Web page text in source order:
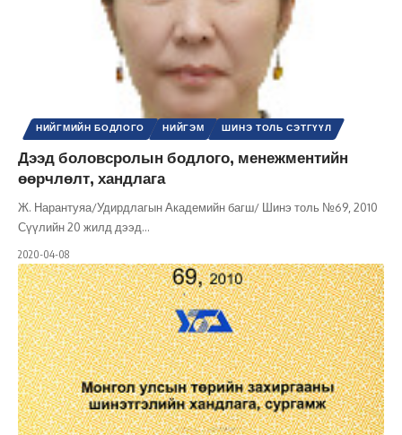
НИЙГМИЙН БОДЛОГО НИЙГЭМ ШИНЭ ТОЛЬ СЭТГҮҮЛ
Дээд боловсролын бодлого, менежментийн
өөрчлөлт, хандлага
Ж. Нарантуяа/Удирдлагын Академийн багш/ Шинэ толь №69, 2010
Сүүлийн 20 жилд дээд…
2020-04-08